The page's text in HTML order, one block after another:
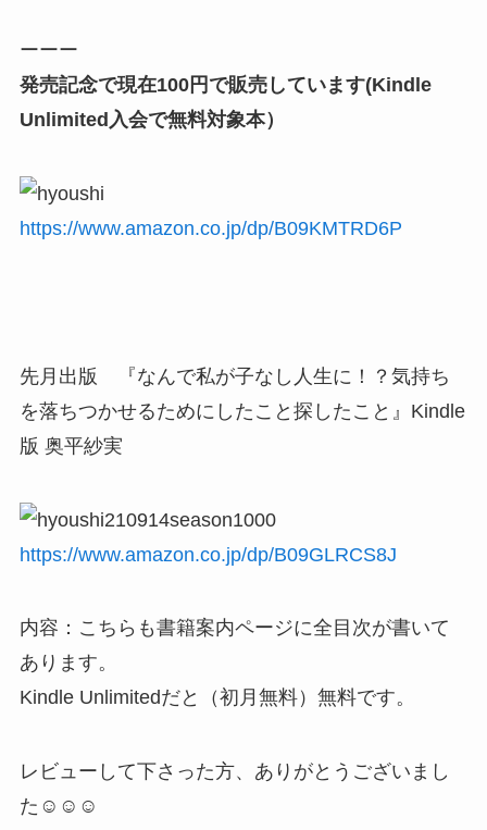
ーーー
発売記念で現在100円で販売しています(Kindle
Unlimited入会で無料対象本）
https://www.amazon.co.jp/dp/B09KMTRD6P
先月出版 『なんで私が子なし人生に！？気持ち
を落ちつかせるためにしたこと探したこと』Kindle
版 奥平紗実
https://www.amazon.co.jp/dp/B09GLRCS8J
内容：こちらも書籍案内ページに全目次が書いて
あります。
Kindle Unlimitedだと（初月無料）無料です。
レビューして下さった方、ありがとうございまし
た☺☺☺